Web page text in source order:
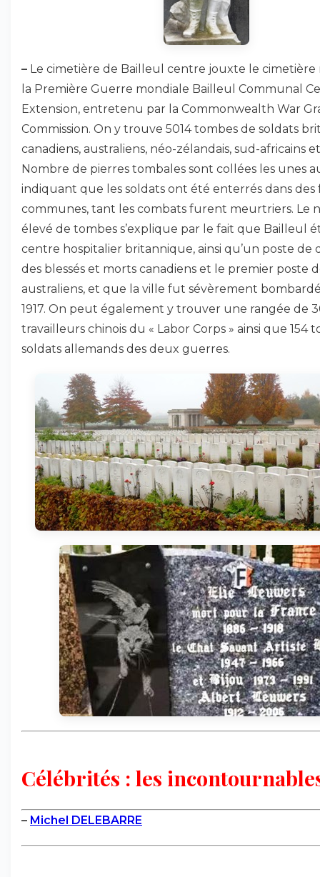
– Le cimetière de Bailleul centre jouxte le cimetière
la Première Guerre mondiale Bailleul Communal
Extension, entretenu par la Commonwealth War
Commission. On y trouve 5014 tombes de soldats
canadiens, australiens, néo-zélandais, sud-africains
Nombre de pierres tombales sont collées les unes
indiquant que les soldats ont été enterrés dans des
communes, tant les combats furent meurtriers. Le
élevé de tombes s’explique par le fait que Bailleul
centre hospitalier britannique, ainsi qu’un poste de
des blessés et morts canadiens et le premier poste
australiens, et que la ville fut sévèrement
1917. On peut également y trouver une rangée de
travailleurs chinois du « Labor Corps » ainsi que 154
soldats allemands des deux guerres.
Célébrités : les
– Michel DELEBARRE